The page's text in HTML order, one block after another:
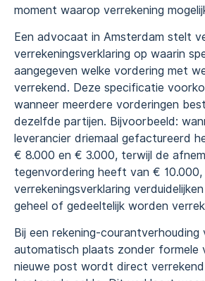
moment waarop verrekening
Een advocaat in Amsterdam stelt
verrekeningsverklaring op waarin
aangegeven welke vordering met
verrekend. Deze specificatie
wanneer meerdere vorderingen
dezelfde partijen. Bijvoorbeeld:
leverancier driemaal gefactureerd
€ 8.000 en € 3.000, terwijl de
tegenvordering heeft van €
verrekeningsverklaring
geheel of gedeeltelijk worden
Bij een rekening-
automatisch plaats zonder formele
nieuwe post wordt direct